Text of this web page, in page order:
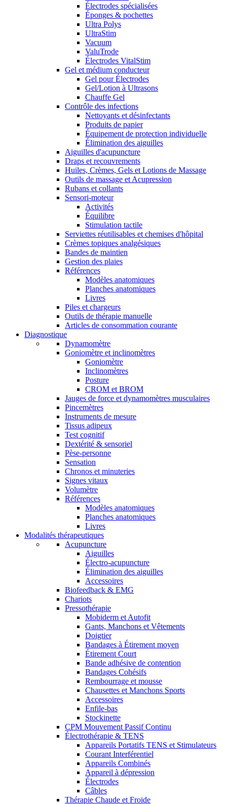
Électrodes spécialisées
Éponges & pochettes
Ultra Polys
UltraStim
Vacuum
ValuTrode
Électrodes VitalStim
Gel et médium conducteur
Gel pour Électrodes
Gel/Lotion à Ultrasons
Chauffe Gel
Contrôle des infections
Nettoyants et désinfectants
Produits de papier
Équipement de protection individuelle
Élimination des aiguilles
Aiguilles d'acupuncture
Draps et recouvrements
Huiles, Crèmes, Gels et Lotions de Massage
Outils de massage et Acupression
Rubans et collants
Sensori-moteur
Activités
Équilibre
Stimulation tactile
Serviettes réutilisables et chemises d'hôpital
Crèmes topiques analgésiques
Bandes de maintien
Gestion des plaies
Références
Modèles anatomiques
Planches anatomiques
Livres
Piles et chargeurs
Outils de thérapie manuelle
Articles de consommation courante
Diagnostique
Dynamomètre
Goniomètre et inclinomètres
Goniomètre
Inclinomètres
Posture
CROM et BROM
Jauges de force et dynamomètres musculaires
Pincemètres
Instruments de mesure
Tissus adipeux
Test cognitif
Dextérité & sensoriel
Pèse-personne
Sensation
Chronos et minuteries
Signes vitaux
Volumètre
Références
Modèles anatomiques
Planches anatomiques
Livres
Modalités thérapeutiques
Acupuncture
Aiguilles
Électro-acupuncture
Élimination des aiguilles
Accessoires
Biofeedback & EMG
Chariots
Pressothérapie
Mobiderm et Autofit
Gants, Manchons et Vêtements
Doigtier
Bandages à Étirement moyen
Étirement Court
Bande adhésive de contention
Bandages Cohésifs
Rembourrage et mousse
Chausettes et Manchons Sports
Accessoires
Enfile-bas
Stockinette
CPM Mouvement Passif Continu
Électrothérapie & TENS
Appareils Portatifs TENS et Stimulateurs
Courant Interférentiel
Appareils Combinés
Appareil à dépression
Électrodes
Câbles
Thérapie Chaude et Froide